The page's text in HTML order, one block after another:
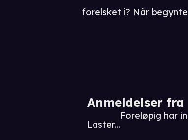
Anmeldelser
Laster...
Foreløpig har
forelsket i? Når